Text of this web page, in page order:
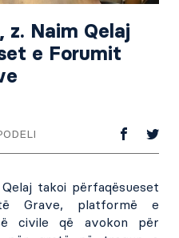
Naim Qelaj
e Forumit
takoi përfaqësueset
Grave, platformë e
civile që avokon për